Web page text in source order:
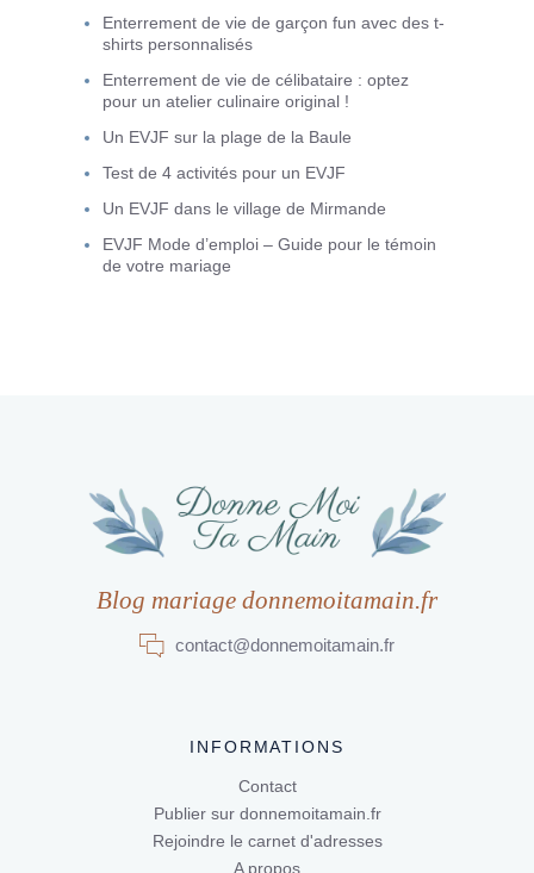
Enterrement de vie de garçon fun avec des t-
shirts personnalisés
Enterrement de vie de célibataire : optez
pour un atelier culinaire original !
Un EVJF sur la plage de la Baule
Test de 4 activités pour un EVJF
Un EVJF dans le village de Mirmande
EVJF Mode d’emploi – Guide pour le témoin
de votre mariage
Blog mariage donnemoitamain.fr
contact@donnemoitamain.fr
INFORMATIONS
Contact
Publier sur donnemoitamain.fr
Rejoindre le carnet d'adresses
A propos